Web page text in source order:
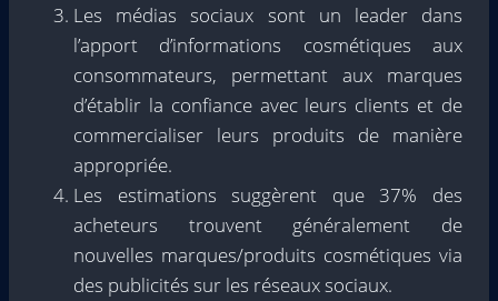
Les médias sociaux sont un leader dans
l’apport d’informations cosmétiques aux
consommateurs, permettant aux marques
d’établir la confiance avec leurs clients et de
commercialiser leurs produits de manière
appropriée.
Les estimations suggèrent que 37% des
acheteurs trouvent généralement de
nouvelles marques/produits cosmétiques via
des publicités sur les réseaux sociaux.